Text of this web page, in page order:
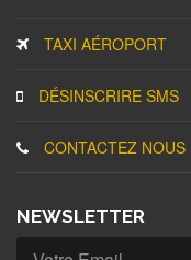
TAXI AÉROPORT
DÉSINSCRIRE SMS
CONTACTEZ NOUS
NEWSLETTER